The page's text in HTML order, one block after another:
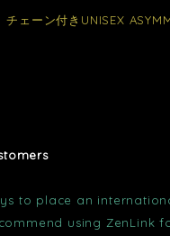
ェーン付きUNISEX
to place an
using ZenLink